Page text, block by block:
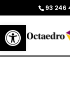
Abrir barra de
93 246